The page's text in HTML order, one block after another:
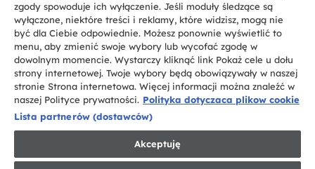
CANDY HOOVER GROUP S.r.I. - jednoosobowa sp. z.o.o. - SIEDZIBA
STATUTOWA: Via Comolli, 57 - 20861 Brugherio (MB) - Włochy -
SIEDZIBY ADMINISTRACYJNE: Via Privata Eden Fumagalli bez
nadanego numeru - 20861 Brugherio (MB) i Via Trento nr 20/A-22 - 20871
Vimercate (MB) - Włochy - Tel.: +39.039.2086.1 - Faks: +39.039.2086.237 -
Kapitał zakładowy 35.000.000,00 € wpłacony w całości - Kod identyfikacji
podatkowej i nr wpisu do Rejestru przedsiębiorstw dla rejonu Mediolan-
Monza-Brianza-Lodi 04666310158 - NIP 00786860965 - Numer wpisu do
Repertorium Ekonomiczno - Administracyjnego REA: MB-1033934 -
Candy S.p.A.
PL / Polski
zgody spowoduje ich wyłączenie. Jeśli moduły śledzące są
wyłączone, niektóre treści i reklamy, które widzisz, mogą nie
być dla Ciebie odpowiednie. Możesz ponownie wyświetlić to
menu, aby zmienić swoje wybory lub wycofać zgodę w
dowolnym momencie. Wystarczy kliknąć link Pokaż cele u dołu
strony internetowej. Twoje wybory będą obowiązywały w naszej
stronie Strona internetowa. Więcej informacji można znaleźć w
naszej Polityce prywatności. Polityka dotyczaca plikow cookie
Lista partnerów (dostawców)
Akceptuję